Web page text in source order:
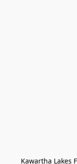
Kawartha Lakes